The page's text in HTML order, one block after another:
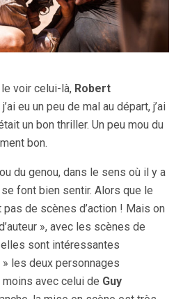
voir celui-là, Robert
eu un peu de mal au départ, j’ai
un bon thriller. Un peu mou du
bon.
du genou, dans le sens où il y a
font bien sentir. Alors que le
de scènes d’action ! Mais on
», avec les scènes de
sont intéressantes
les deux personnages
avec celui de Guy